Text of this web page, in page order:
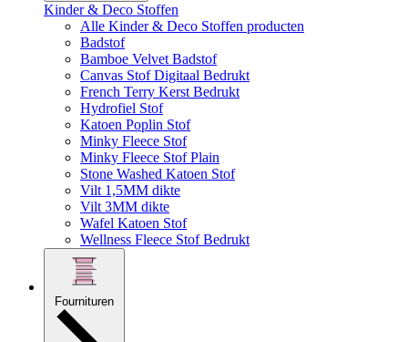
Kinder & Deco Stoffen
Alle Kinder & Deco Stoffen producten
Badstof
Bamboe Velvet Badstof
Canvas Stof Digitaal Bedrukt
French Terry Kerst Bedrukt
Hydrofiel Stof
Katoen Poplin Stof
Minky Fleece Stof
Minky Fleece Stof Plain
Stone Washed Katoen Stof
Vilt 1,5MM dikte
Vilt 3MM dikte
Wafel Katoen Stof
Wellness Fleece Stof Bedrukt
Fournituren